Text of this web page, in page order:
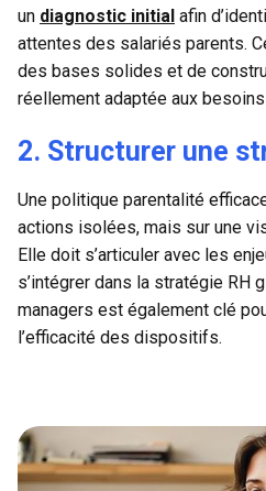
un diagnostic initial afin
attentes des salariés parents.
des bases solides et de
réellement adaptée aux
2. Structurer une
Une politique parentalité
actions isolées, mais sur une
Elle doit s’articuler avec les
s’intégrer dans la stratégie RH
managers est également clé
l’efficacité des dispositifs.